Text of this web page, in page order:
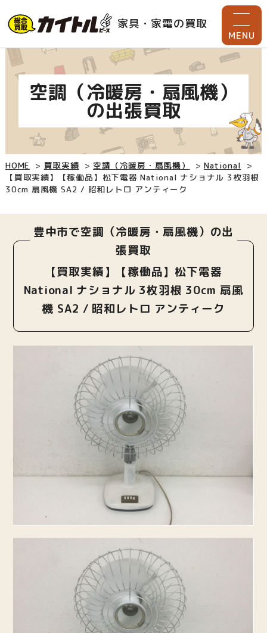
家具・家電の買取
MENU
空調（冷暖房・扇風機）
の出張買取
HOME 買取実績 空調（冷暖房・扇風機）
National
【買取実績】【稼働品】松下電器 National ナショナル 3枚羽根
30cm 扇風機 SA2 / 昭和レトロ アンティーク
豊中市で空調（冷暖房・扇風機）の出
張買取
【買取実績】【稼働品】松下電器
National ナショナル 3枚羽根 30cm 扇風
機 SA2 / 昭和レトロ アンティーク